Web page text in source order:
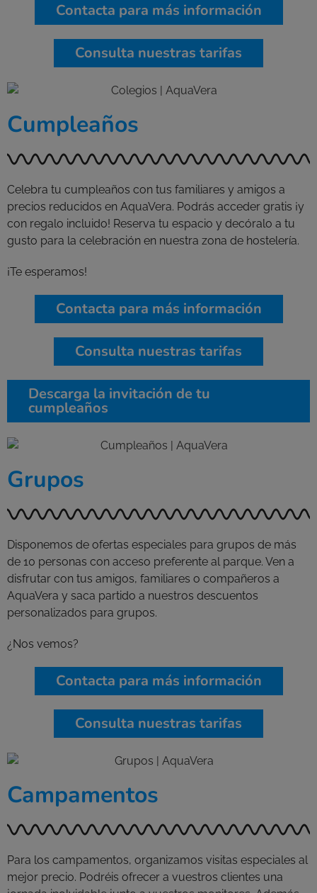
Contacta para más información
Consulta nuestras tarifas
Cumpleaños
Celebra tu cumpleaños con tus familiares y amigos a
precios reducidos en AquaVera. Podrás acceder gratis ¡y
con regalo incluido! Reserva tu espacio y decóralo a tu
gusto para la celebración en nuestra zona de hostelería.
¡Te esperamos!
Contacta para más información
Consulta nuestras tarifas
Descarga la invitación de tu
cumpleaños
Grupos
Disponemos de ofertas especiales para grupos de más
de 10 personas con acceso preferente al parque. Ven a
disfrutar con tus amigos, familiares o compañeros a
AquaVera y saca partido a nuestros descuentos
personalizados para grupos.
¿Nos vemos?
Contacta para más información
Consulta nuestras tarifas
Campamentos
Para los campamentos, organizamos visitas especiales al
mejor precio. Podréis ofrecer a vuestros clientes una